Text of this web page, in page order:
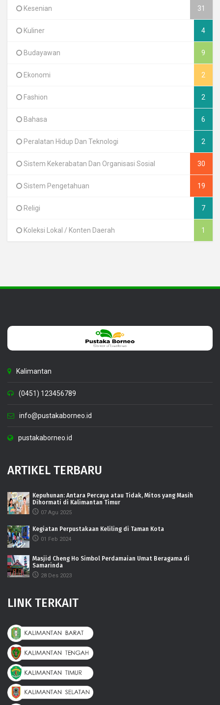
Kesenian 31
Kuliner 4
Budayawan 9
Ekonomi 2
Fashion 2
Bahasa 6
Peralatan Hidup Dan Teknologi 2
Sistem Kekerabatan Dan Organisasi Sosial 30
Sistem Pengetahuan 19
Religi 7
Koleksi Lokal / Konten Daerah 1
Kalimantan
(0451) 123456789
info@pustakaborneo.id
pustakaborneo.id
ARTIKEL TERBARU
Kepuhunan: Antara Percaya atau Tidak, Mitos yang Masih
Dihormati di Kalimantan Timur
07 Agu 2025
Kegiatan Perpustakaan Keliling di Taman Kota
01 Feb 2024
Masjid Cheng Ho Simbol Perdamaian Umat Beragama di
Samarinda
28 Des 2023
LINK TERKAIT